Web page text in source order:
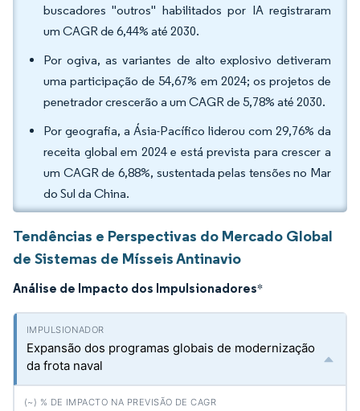
buscadores "outros" habilitados por IA registraram
um CAGR de 6,44% até 2030.
Por ogiva, as variantes de alto explosivo detiveram
uma participação de 54,67% em 2024; os projetos de
penetrador crescerão a um CAGR de 5,78% até 2030.
Por geografia, a Ásia-Pacífico liderou com 29,76% da
receita global em 2024 e está prevista para crescer a
um CAGR de 6,88%, sustentada pelas tensões no Mar
do Sul da China.
Tendências e Perspectivas do Mercado Global
de Sistemas de Mísseis Antinavio
Análise de Impacto dos Impulsionadores*
Expansão dos programas globais de modernização
da frota naval